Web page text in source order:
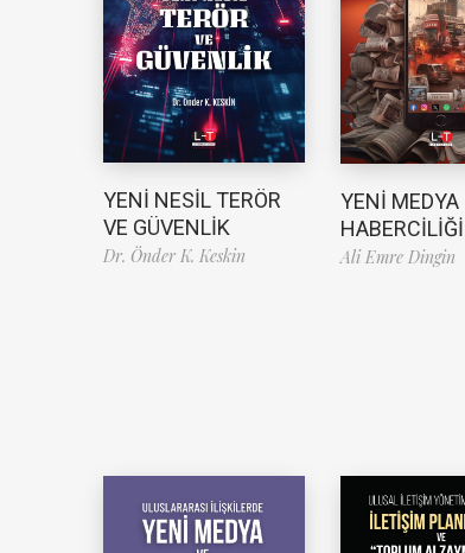
YENİ NESİL TERÖR
VE GÜVENLİK
Dr. Önder K. Keskin
YENİ MEDYA
HABERCİLİĞİ
Ali Emre Dingin